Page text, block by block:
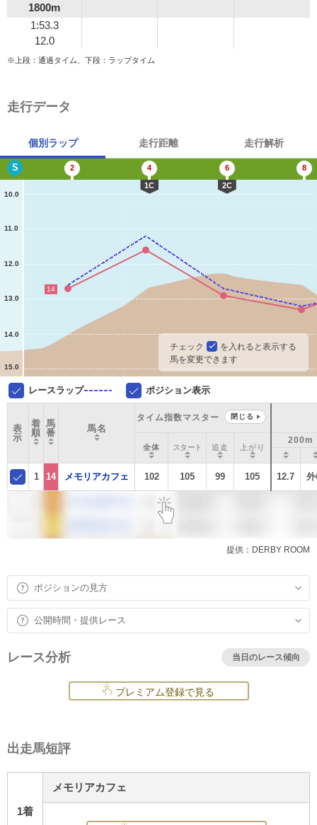
1800m
1:53.3
12.0
※上段：通過タイム、下段：ラップタイム
走行データ
個別ラップ 走行距離 走行解析
10.0
11.0
12.0
13.0
14.0
15.0
S 2 4
1C
6
2C
8
14
チェック
を入れると表示する
馬を変更できます
レースラップ ポジション表示
表
示
着
順
馬
番
馬名
タイム指数マスター 閉じる
全体 スタート 追走 上がり
200m
1 14 メモリアカフェ 102 105 99 105 12.7
提供：DERBY ROOM
ポジションの見方
公開時間・提供レース
レース分析 当日のレース傾向
プレミアム登録で見る
出走馬短評
1着
メモリアカフェ